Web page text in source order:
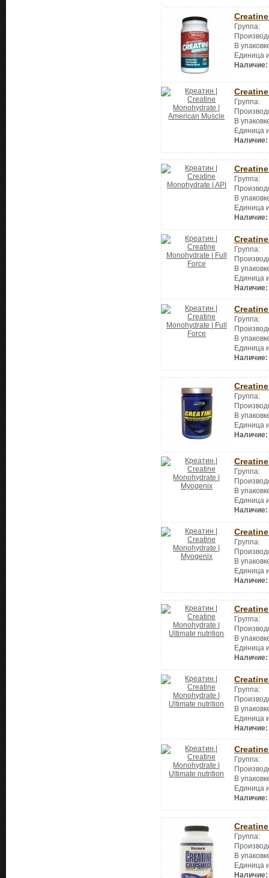
Группа:
В
Единица
Наличие:
Группа:
В
Единица
Наличие:
Группа:
В
Единица
Наличие:
Группа:
В
Единица
Наличие:
Группа:
В
Единица
Наличие:
Группа:
В
Единица
Наличие:
Группа:
В
Единица
Наличие:
Группа:
В
Единица
Наличие:
Группа:
В
Единица
Наличие:
Группа:
В
Единица
Наличие:
Группа:
В
Единица
Наличие:
Группа:
В
Единица
Наличие: